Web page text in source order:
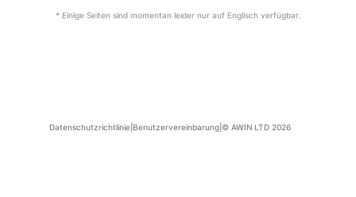
* Einige Seiten sind momentan leider nur auf Englisch verfügbar.
Datenschutzrichtlinie Benutzervereinbarung © AWIN LTD 2026